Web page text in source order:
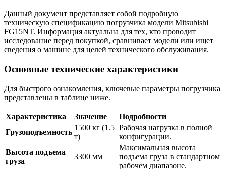
Данный документ представляет собой подробную
техническую спецификацию погрузчика модели Mitsubishi
FG15NT. Информация актуальна для тех, кто проводит
исследование перед покупкой, сравнивает модели или ищет
сведения о машине для целей технического обслуживания.
Основные технические характеристики
Для быстрого ознакомления, ключевые параметры погрузчика
представлены в таблице ниже.
Характеристика Значение
Подробности
Грузоподъемность
1500 кг (1.5
т)
Рабочая нагрузка в полной
конфигурации.
Высота подъема
груза
3300 мм
Максимальная высота
подъема груза в стандартном
рабочем диапазоне.